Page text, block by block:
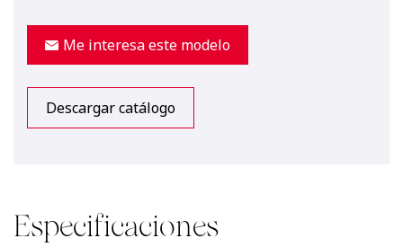
Me interesa este modelo
Descargar catálogo
Especificaciones